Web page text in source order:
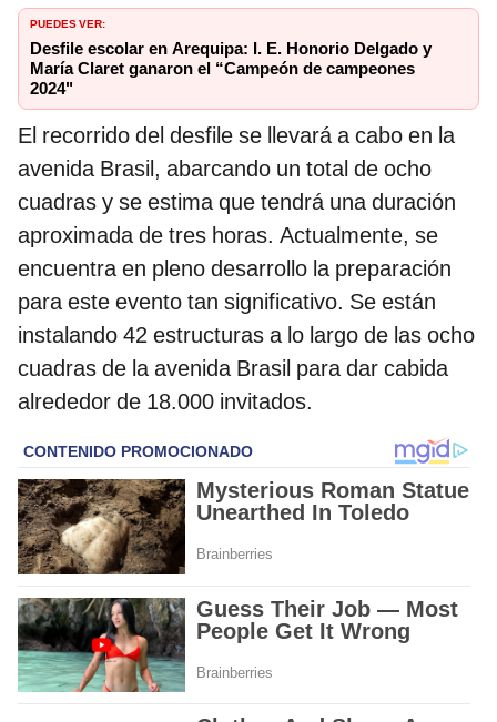
PUEDES VER:
Desfile escolar en Arequipa: I. E. Honorio Delgado y
María Claret ganaron el “Campeón de campeones
2024"
El recorrido del desfile se llevará a cabo en la
avenida Brasil, abarcando un total de ocho
cuadras y se estima que tendrá una duración
aproximada de tres horas. Actualmente, se
encuentra en pleno desarrollo la preparación
para este evento tan significativo. Se están
instalando 42 estructuras a lo largo de las ocho
cuadras de la avenida Brasil para dar cabida
alrededor de 18.000 invitados.